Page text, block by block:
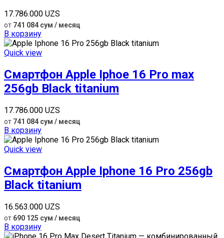
17.786.000 UZS
от 741 084 сум / месяц
В корзину
Quick view
Смартфон Apple Iphoe 16 Pro max
256gb Black titanium
17.786.000 UZS
от 741 084 сум / месяц
В корзину
Quick view
Смартфон Apple Iphone 16 Pro 256gb
Black titanium
16.563.000 UZS
от 690 125 сум / месяц
В корзину